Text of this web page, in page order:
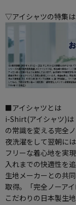
▽アイシャツの特集
■アイシャツとは
i-Shirt(アイシャツ)は
の常識を変える完全
夜洗濯をして翌朝に
フリーな着心地を実
入れまでの快適性を
生地メーカーとの共
取得。「完全ノーア
こだわりの日本製生